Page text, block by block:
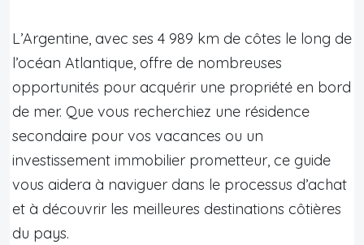
L’Argentine, avec ses 4 989 km de côtes le long de
l’océan Atlantique, offre de nombreuses
opportunités pour acquérir une propriété en bord
de mer. Que vous recherchiez une résidence
secondaire pour vos vacances ou un
investissement immobilier prometteur, ce guide
vous aidera à naviguer dans le processus d’achat
et à découvrir les meilleures destinations côtières
du pays.